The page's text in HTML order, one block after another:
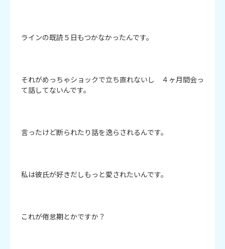
ラインの既読５日もつかなかったんです。
それがめっちゃショックで立ち直れないし　４ヶ月間会っ
て話してないんです。
言ったけど断られたり話を逸らされるんです。
私は彼氏が好きだしもっと愛されたいんです。
これが倦怠期とかですか？